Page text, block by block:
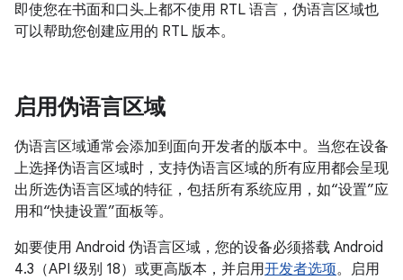
即使您在书面和口头上都不使用 RTL 语言，伪语言区域也
可以帮助您创建应用的 RTL 版本。
启用伪语言区域
伪语言区域通常会添加到面向开发者的版本中。当您在设备
上选择伪语言区域时，支持伪语言区域的所有应用都会呈现
出所选伪语言区域的特征，包括所有系统应用，如“设置”应
用和“快捷设置”面板等。
如要使用 Android 伪语言区域，您的设备必须搭载 Android
4.3（API 级别 18）或更高版本，并启用开发者选项。启用